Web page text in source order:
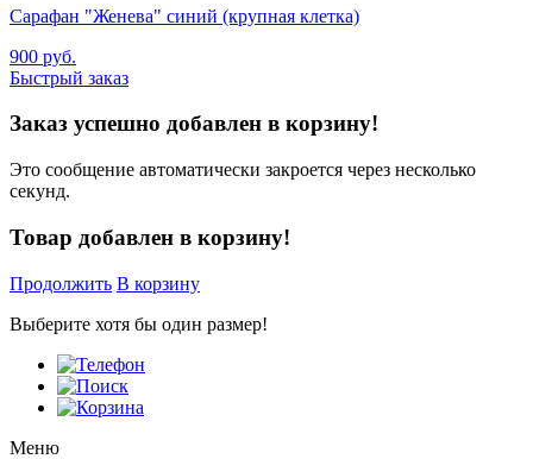
Сарафан "Женева" синий (крупная клетка)
900 руб.
Быстрый заказ
Заказ успешно добавлен в корзину!
Это сообщение автоматически закроется через несколько
секунд.
Товар добавлен в корзину!
Продолжить В корзину
Выберите хотя бы один размер!
Меню